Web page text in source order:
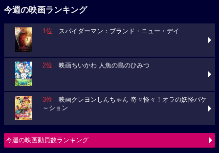
今週の映画ランキング
1位 スパイダーマン：ブランド・ニュー・デイ
2位 映画ちいかわ 人魚の島のひみつ
3位 映画クレヨンしんちゃん 奇々怪々！オラの妖怪バケ
～ション
今週の映画動員数ランキング